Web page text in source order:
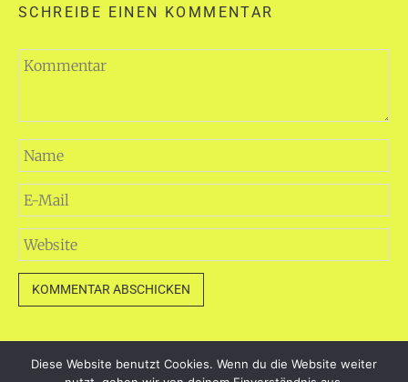
SCHREIBE EINEN KOMMENTAR
dayart.de
Diese Website benutzt Cookies. Wenn du die Website weiter